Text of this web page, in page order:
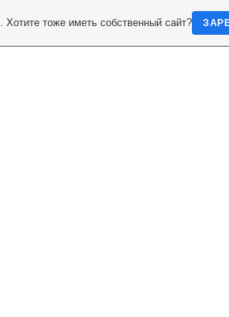
. Хотите тоже иметь собственный сайт?